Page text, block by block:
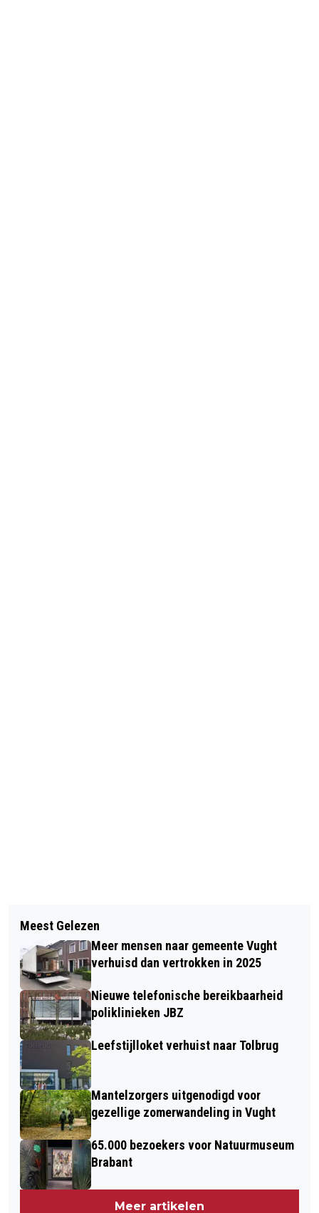
MAN UIT VUGHT RIJDT TEGEN BOOM
AAN IN VLIJMEN
NPO RADIO 2-DJ'S HEBBEN STEMBUS
VOOR TOP 2000 GEOPEND
Meest Gelezen
Meer mensen naar gemeente Vught
verhuisd dan vertrokken in 2025
Nieuwe telefonische bereikbaarheid
poliklinieken JBZ
Leefstijlloket verhuist naar Tolbrug
Mantelzorgers uitgenodigd voor
gezellige zomerwandeling in Vught
65.000 bezoekers voor Natuurmuseum
Brabant
Meer artikelen